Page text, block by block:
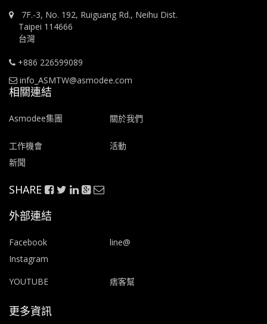
7F.-3, No. 192, Ruiguang Rd., Neihu Dist.
Taipei 114666
台灣
+886 226599089
info_ASMTW@asmodee.com
相關連結
Asmodee集團 關於我們
工作機會
活動
新聞
SHARE
外部連結
Facebook
line@
Instagram
YOUTUBE
痞客幫
更多資訊